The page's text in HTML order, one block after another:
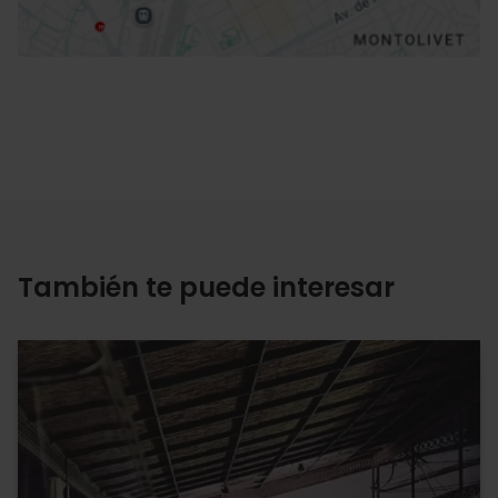
También te puede interesar